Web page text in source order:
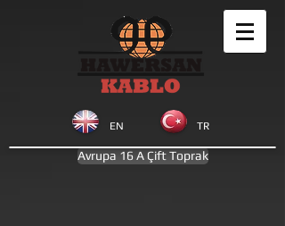
EN TR
Avrupa 16 A Çift Toprak